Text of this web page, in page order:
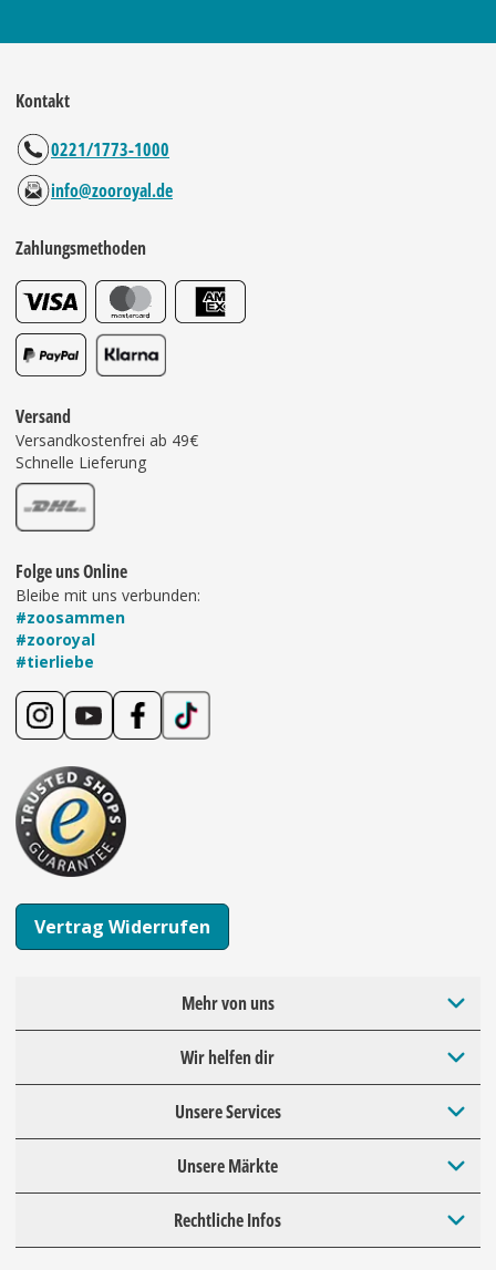
Kontakt
0221/1773-1000
info@zooroyal.de
Zahlungsmethoden
Versand
Versandkostenfrei ab 49€
Schnelle Lieferung
Folge uns Online
Bleibe mit uns verbunden:
#zoosammen
#zooroyal
#tierliebe
Vertrag Widerrufen
Mehr von uns
Wir helfen dir
Unsere Services
Unsere Märkte
Rechtliche Infos